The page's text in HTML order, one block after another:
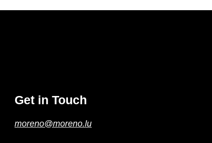
Get in Touch
moreno@moreno.lu